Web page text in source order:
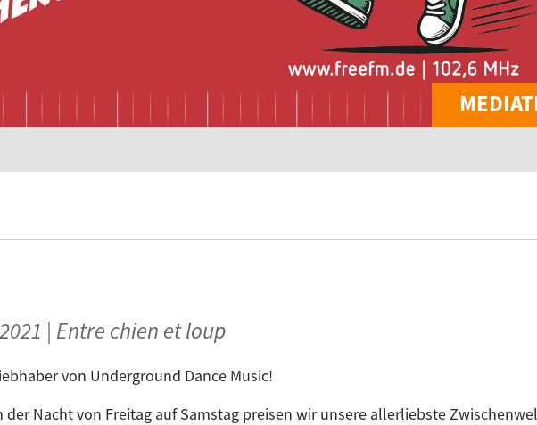
| Entre chien et loup
von Underground Dance Music!
der Nacht von Freitag auf Samstag preisen wir unsere allerliebste